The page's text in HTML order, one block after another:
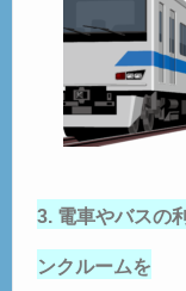
3. 電車やバスの
ンクルームを